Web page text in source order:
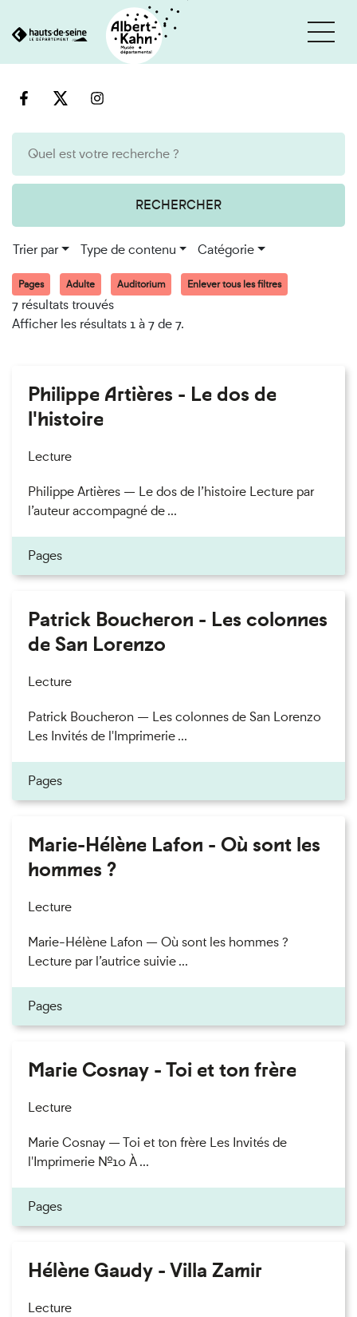
au
RECHERCHER
Trier par Type de contenu Catégorie
Pages Adulte Auditorium Enlever tous les filtres
7 résultats trouvés
Afficher les résultats 1 à 7 de 7.
Philippe Artières - Le dos de
l'histoire
Lecture
Philippe Artières — Le dos de l’histoire Lecture par
l’auteur accompagné de ...
Pages
Patrick Boucheron - Les colonnes
de San Lorenzo
Lecture
Patrick Boucheron — Les colonnes de San Lorenzo
Les Invités de l'Imprimerie ...
Pages
Marie-Hélène Lafon - Où sont les
hommes ?
Lecture
Marie-Hélène Lafon — Où sont les hommes ?
Lecture par l’autrice suivie ...
Pages
Marie Cosnay - Toi et ton frère
Lecture
Marie Cosnay — Toi et ton frère Les Invités de
l'Imprimerie n°10 À ...
Pages
Hélène Gaudy - Villa Zamir
Lecture
Cookies et traceurs utilisés sur ce site